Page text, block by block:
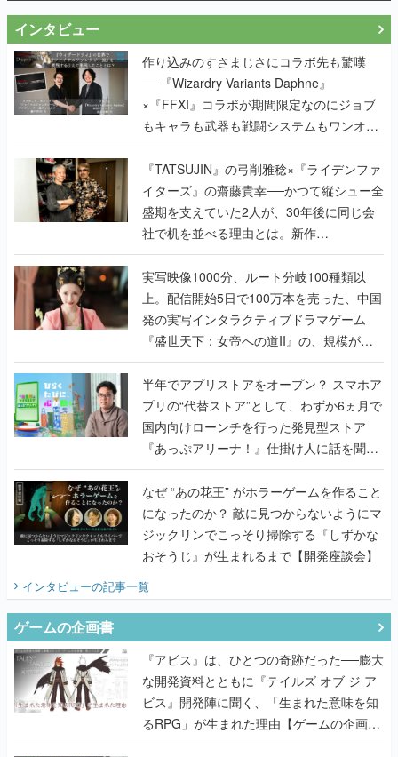
インタビュー
作り込みのすさまじさにコラボ先も驚嘆
──『Wizardry Variants Daphne』
×『FFXI』コラボが期間限定なのにジョブ
もキャラも武器も戦闘システムもワンオフ
で作り込まれた理由を両ディレクターに聞
く
『TATSUJIN』の弓削雅稔×『ライデンファ
イターズ』の齋藤貴幸──かつて縦シュー全
盛期を支えていた2人が、30年後に同じ会
社で机を並べる理由とは。新作
『TATSUJIN EXTREME』で初タッグを組
んだレジェンド2人に訊く開発秘話
実写映像1000分、ルート分岐100種類以
上。配信開始5日で100万本を売った、中国
発の実写インタラクティブドラマゲーム
『盛世天下：女帝への道II』の、規模が違
うこだわりをプロデューサーに聞いた
半年でアプリストアをオープン？ スマホア
プリの“代替ストア”として、わずか6ヵ月で
国内向けローンチを行った発見型ストア
『あっぷアリーナ！』仕掛け人に話を聞い
てみた
なぜ “あの花王” がホラーゲームを作ること
になったのか？ 敵に見つからないようにマ
ジックリンでこっそり掃除する『しずかな
おそうじ』が生まれるまで【開発座談会】
インタビューの記事一覧
ゲームの企画書
『アビス』は、ひとつの奇跡だった──膨大
な開発資料とともに『テイルズ オブ ジ ア
ビス』開発陣に聞く、「生まれた意味を知
るRPG」が生まれた理由【ゲームの企画
書】